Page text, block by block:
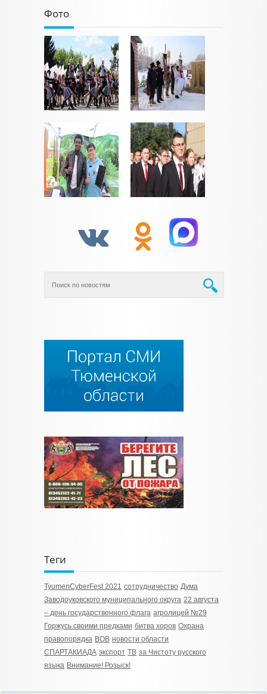
Фото
Теги
TyumenСyberFest 2021 сотрудничество Дума
Заводоуковского муниципального округа 22 августа
– день государственного флага агролицей №29
Горжусь своими предками битва хоров Охрана
правопорядка ВОВ новости области
СПАРТАКИАДА экспорт TB за Чистоту русского
языка Внимание! Розыск!